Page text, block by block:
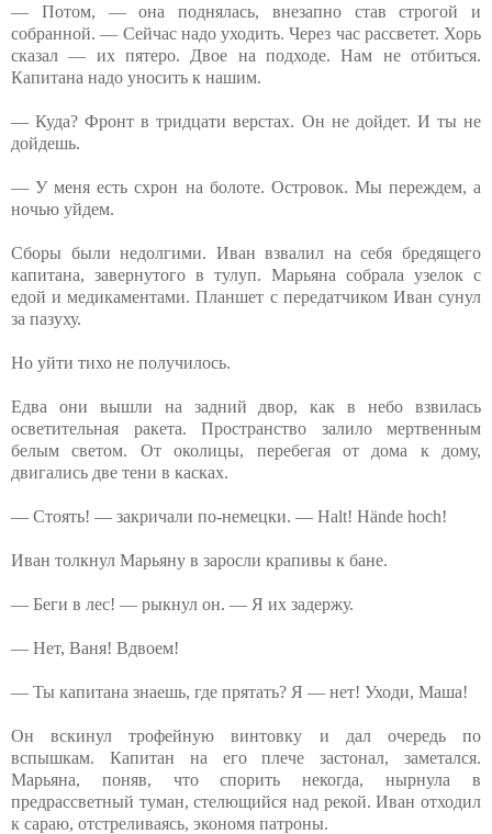
— Потом, — она поднялась, внезапно став строгой и
собранной. — Сейчас надо уходить. Через час рассветет. Хорь
сказал — их пятеро. Двое на подходе. Нам не отбиться.
Капитана надо уносить к нашим.
— Куда? Фронт в тридцати верстах. Он не дойдет. И ты не
дойдешь.
— У меня есть схрон на болоте. Островок. Мы переждем, а
ночью уйдем.
Сборы были недолгими. Иван взвалил на себя бредящего
капитана, завернутого в тулуп. Марьяна собрала узелок с
едой и медикаментами. Планшет с передатчиком Иван сунул
за пазуху.
Но уйти тихо не получилось.
Едва они вышли на задний двор, как в небо взвилась
осветительная ракета. Пространство залило мертвенным
белым светом. От околицы, перебегая от дома к дому,
двигались две тени в касках.
— Стоять! — закричали по-немецки. — Halt! Hände hoch!
Иван толкнул Марьяну в заросли крапивы к бане.
— Беги в лес! — рыкнул он. — Я их задержу.
— Нет, Ваня! Вдвоем!
— Ты капитана знаешь, где прятать? Я — нет! Уходи, Маша!
Он вскинул трофейную винтовку и дал очередь по
вспышкам. Капитан на его плече застонал, заметался.
Марьяна, поняв, что спорить некогда, нырнула в
предрассветный туман, стелющийся над рекой. Иван отходил
к сараю, отстреливаясь, экономя патроны.